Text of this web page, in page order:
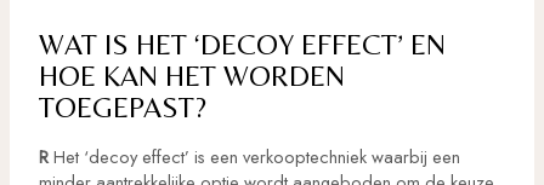
WAT IS HET ‘DECOY EFFECT’ EN
HOE KAN HET WORDEN
TOEGEPAST?
RHet ‘decoy effect’ is een verkooptechniek waarbij een